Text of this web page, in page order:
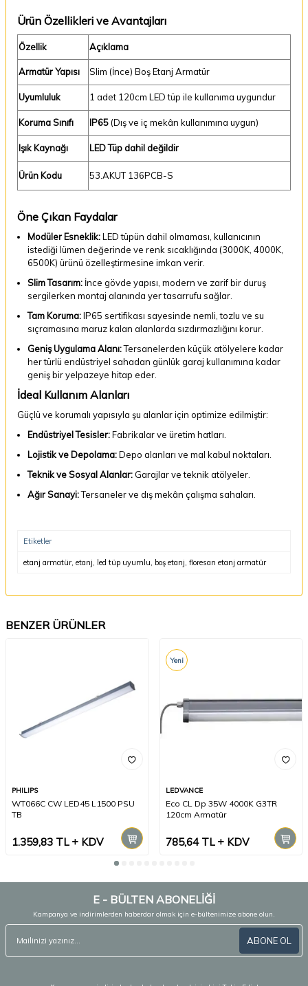
Ürün Özellikleri ve Avantajları
Özellik Açıklama
Armatür Yapısı Slim (İnce) Boş Etanj Armatür
Uyumluluk 1 adet 120cm LED tüp ile kullanıma uygundur
Koruma Sınıfı IP65 (Dış ve iç mekân kullanımına uygun)
Işık Kaynağı LED Tüp dahil değildir
Ürün Kodu 53.AKUT 136PCB-S
Öne Çıkan Faydalar
Modüler Esneklik:LED tüpün dahil olmaması, kullanıcının
istediği lümen değerinde ve renk sıcaklığında (3000K, 4000K,
6500K) ürünü özelleştirmesine imkan verir.
Slim Tasarım: İnce gövde yapısı, modern ve zarif bir duruş
sergilerken montaj alanında yer tasarrufu sağlar.
Tam Koruma:IP65 sertifikası sayesinde nemli, tozlu ve su
sıçramasına maruz kalan alanlarda sızdırmazlığını korur.
Geniş Uygulama Alanı:Tersanelerden küçük atölyelere kadar
her türlü endüstriyel sahadan günlük garaj kullanımına kadar
geniş bir yelpazeye hitap eder.
İdeal Kullanım Alanları
Güçlü ve korumalı yapısıyla şu alanlar için optimize edilmiştir:
Endüstriyel Tesisler:Fabrikalar ve üretim hatları.
Lojistik ve Depolama:Depo alanları ve mal kabul noktaları.
Teknik ve Sosyal Alanlar: Garajlar ve teknik atölyeler.
Ağır Sanayi:Tersaneler ve dış mekân çalışma sahaları.
Etiketler
etanj armatür, etanj led tüp uyumlu boş etanj floresan etanj armatür
BENZER ÜRÜNLER
PHILIPS
WT066C CW LED45 L1500 PSU
TB
1.359,83 TL KDV
Yeni
LEDVANCE
Eco CL Dp 35W 4000K G3TR
120cm Armatür
785,64TL KDV
E - BÜLTEN ABONELİĞİ
Kampanya ve indirimlerden haberdar olmak için e-bültenimize abone olun.
ABONE OL